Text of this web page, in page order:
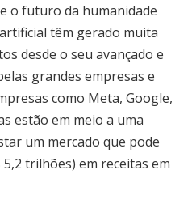
o futuro da humanidade
têm gerado muita
desde o seu avançado e
grandes empresas e
como Meta, Google,
estão em meio a uma
um mercado que pode
trilhões) em receitas em